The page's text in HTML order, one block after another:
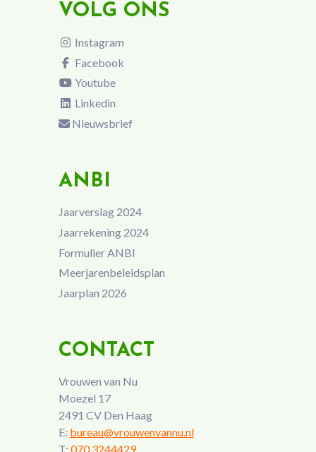
VOLG ONS
Instagram
Facebook
Youtube
Linkedin
Nieuwsbrief
ANBI
Jaarverslag 2024
Jaarrekening 2024
Formulier ANBI
Meerjarenbeleidsplan
Jaarplan 2026
CONTACT
Vrouwen van Nu
Moezel 17
2491 CV Den Haag
E: bureau@vrouwenvannu.nl
T: 070 3244429